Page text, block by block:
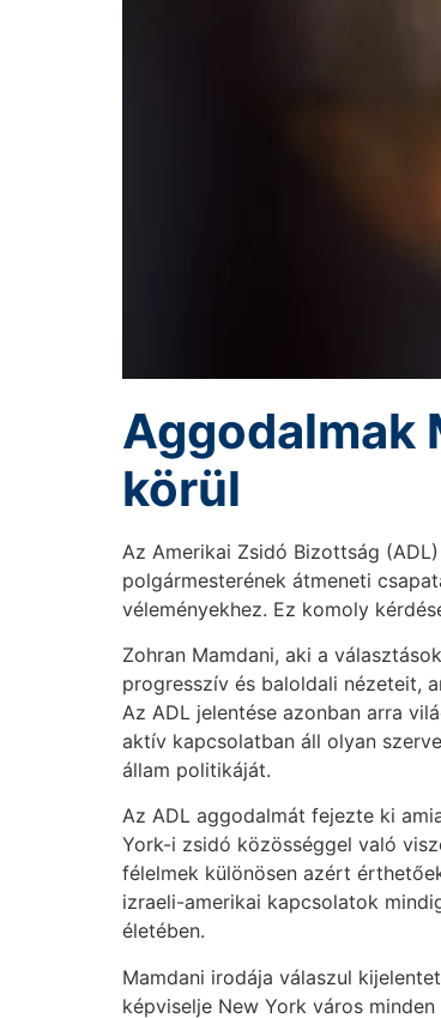
Aggodalmak
körül
Az Amerikai Zsidó Bizottság
polgármesterének átmeneti
véleményekhez. Ez komoly
Zohran Mamdani, aki a
progresszív és baloldali nézeteit,
Az ADL jelentése azonban arra
aktív kapcsolatban áll olyan
állam politikáját.
Az ADL aggodalmát fejezte ki
York-i zsidó közösséggel való
félelmek különösen azért
izraeli-amerikai kapcsolatok
életében.
Mamdani irodája válaszul
képviselje New York város